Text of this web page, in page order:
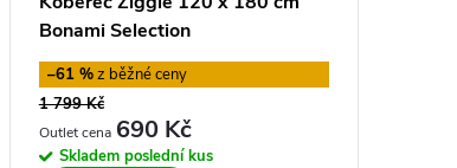
Bonami Selection
–61 %
1 799 Kč
690 Kč
Skladem poslední kus